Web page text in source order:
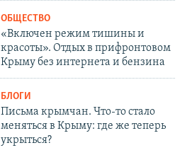
ОБЩЕСТВО
«Включен режим тишины и
красоты». Отдых в прифронтовом
Крыму без интернета и бензина
БЛОГИ
Письма крымчан. Что-то стало
меняться в Крыму: где же теперь
укрыться?